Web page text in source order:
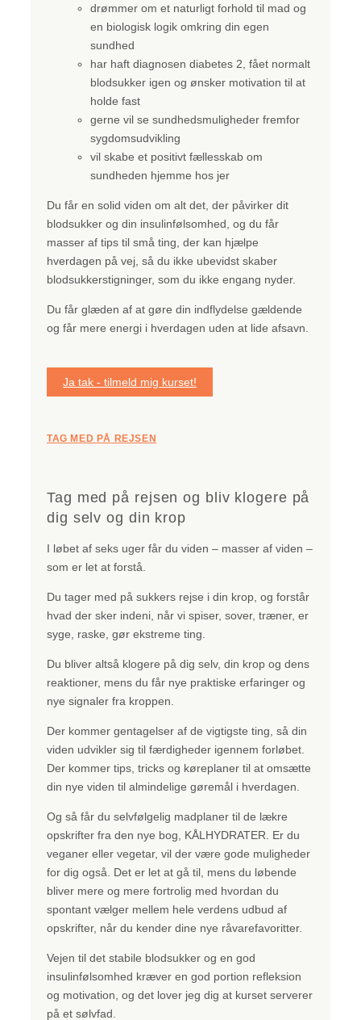
drømmer om et naturligt forhold til mad og
en biologisk logik omkring din egen
sundhed
har haft diagnosen diabetes 2, fået normalt
blodsukker igen og ønsker motivation til at
holde fast
gerne vil se sundhedsmuligheder fremfor
sygdomsudvikling
vil skabe et positivt fællesskab om
sundheden hjemme hos jer
Du får en solid viden om alt det, der påvirker dit
blodsukker og din insulinfølsomhed, og du får
masser af tips til små ting, der kan hjælpe
hverdagen på vej, så du ikke ubevidst skaber
blodsukkerstigninger, som du ikke engang nyder.
Du får glæden af at gøre din indflydelse gældende
og får mere energi i hverdagen uden at lide afsavn.
Ja tak - tilmeld mig kurset!
TAG MED PÅ REJSEN
Tag med på rejsen og bliv klogere på
dig selv og din krop
I løbet af seks uger får du viden – masser af viden –
som er let at forstå.
Du tager med på sukkers rejse i din krop, og forstår
hvad der sker indeni, når vi spiser, sover, træner, er
syge, raske, gør ekstreme ting.
Du bliver altså klogere på dig selv, din krop og dens
reaktioner, mens du får nye praktiske erfaringer og
nye signaler fra kroppen.
Der kommer gentagelser af de vigtigste ting, så din
viden udvikler sig til færdigheder igennem forløbet.
Der kommer tips, tricks og køreplaner til at omsætte
din nye viden til almindelige gøremål i hverdagen.
Og så får du selvfølgelig madplaner til de lækre
opskrifter fra den nye bog, KÅLHYDRATER. Er du
veganer eller vegetar, vil der være gode muligheder
for dig også. Det er let at gå til, mens du løbende
bliver mere og mere fortrolig med hvordan du
spontant vælger mellem hele verdens udbud af
opskrifter, når du kender dine nye råvarefavoritter.
Vejen til det stabile blodsukker og en god
insulinfølsomhed kræver en god portion refleksion
og motivation, og det lover jeg dig at kurset serverer
på et sølvfad.